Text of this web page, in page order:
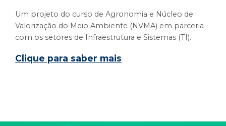
Um projeto do curso de Agronomia e Núcleo de
Valorização do Meio Ambiente (NVMA) em parceria
com os setores de Infraestrutura e Sistemas (TI).
Clique para saber mais